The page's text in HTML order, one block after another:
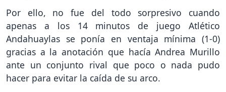
Por ello, no fue del todo sorpresivo cuando
apenas a los 14 minutos de juego Atlético
Andahuaylas se ponía en ventaja mínima (1-0)
gracias a la anotación que hacía Andrea Murillo
ante un conjunto rival que poco o nada pudo
hacer para evitar la caída de su arco.